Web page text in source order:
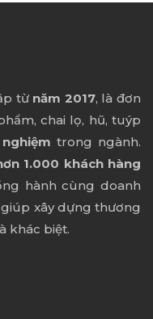
từ năm 2017, là đơn
chai lọ, hũ, tuýp
trong ngành.
1.000 khách hàng
hành cùng doanh
xây dựng thương
khác biệt.